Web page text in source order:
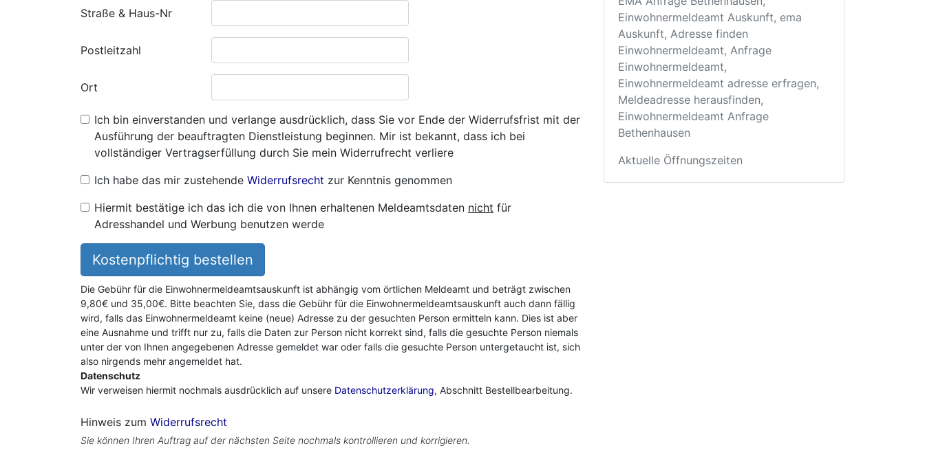
Straße & Haus-Nr
Postleitzahl
Ort
Ich bin einverstanden und verlange ausdrücklich, dass Sie vor Ende der Widerrufsfrist mit der
Ausführung der beauftragten Dienstleistung beginnen. Mir ist bekannt, dass ich bei
vollständiger Vertragserfüllung durch Sie mein Widerrufrecht verliere
Ich habe das mir zustehende Widerrufsrecht zur Kenntnis genommen
Hiermit bestätige ich das ich die von Ihnen erhaltenen Meldeamtsdaten nicht für
Adresshandel und Werbung benutzen werde
Kostenpflichtig bestellen
Die Gebühr für die Einwohnermeldeamtsauskunft ist abhängig vom örtlichen Meldeamt und beträgt zwischen
9,80€ und 35,00€. Bitte beachten Sie, dass die Gebühr für die Einwohnermeldeamtsauskunft auch dann fällig
wird, falls das Einwohnermeldeamt keine (neue) Adresse zu der gesuchten Person ermitteln kann. Dies ist aber
eine Ausnahme und trifft nur zu, falls die Daten zur Person nicht korrekt sind, falls die gesuchte Person niemals
unter der von Ihnen angegebenen Adresse gemeldet war oder falls die gesuchte Person untergetaucht ist, sich
also nirgends mehr angemeldet hat.
Datenschutz
Wir verweisen hiermit nochmals ausdrücklich auf unsere Datenschutzerklärung, Abschnitt Bestellbearbeitung.
Hinweis zum Widerrufsrecht
Sie können Ihren Auftrag auf der nächsten Seite nochmals kontrollieren und korrigieren.
Einwohnermeldeamt Auskunft, ema
Auskunft, Adresse finden
Einwohnermeldeamt, Anfrage
Einwohnermeldeamt,
Einwohnermeldeamt adresse erfragen,
Meldeadresse herausfinden,
Einwohnermeldeamt Anfrage
Bethenhausen
Aktuelle Öffnungszeiten